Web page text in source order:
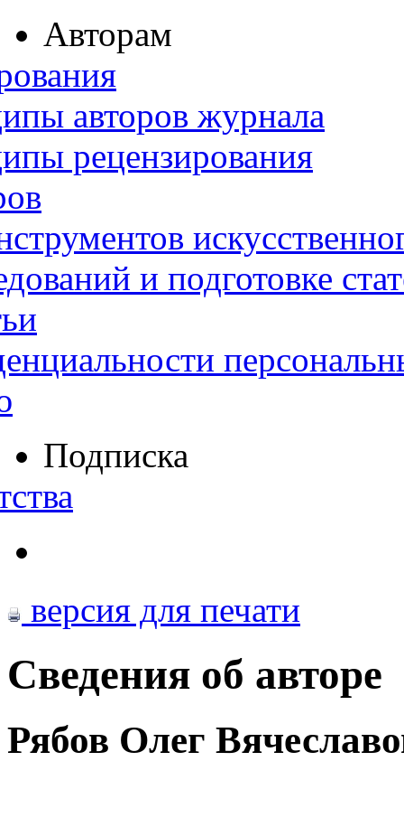
Авторам
авторов журнала
рецензирования
и подготовке
Подписка
версия для печати
Сведения об авторе
Рябов Олег